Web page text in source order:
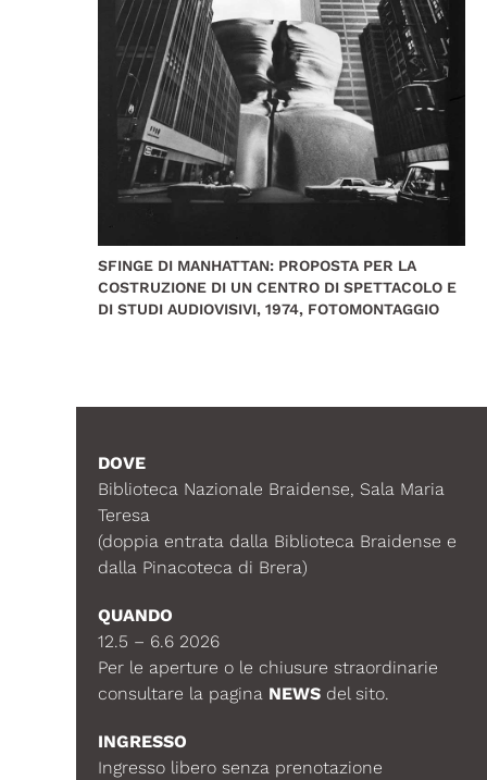
SFINGE DI MANHATTAN: PROPOSTA PER LA
COSTRUZIONE DI UN CENTRO DI SPETTACOLO E
DI STUDI AUDIOVISIVI, 1974, FOTOMONTAGGIO
DOVE
Biblioteca Nazionale Braidense, Sala Maria
Teresa
(doppia entrata dalla Biblioteca Braidense e
dalla Pinacoteca di Brera)
QUANDO
12.5 – 6.6 2026
Per le aperture o le chiusure straordinarie
consultare la pagina NEWS del sito.
INGRESSO
Ingresso libero senza prenotazione